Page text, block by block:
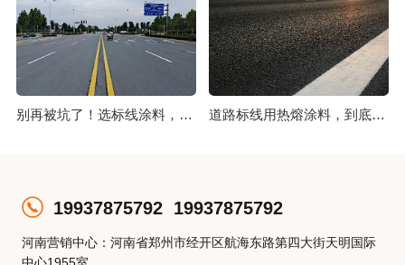
别再被坑了！选标线涂料，这几点比价格更重要 道路标线用热熔涂料，到底好在哪？
19937875792 19937875792
河南营销中心：河南省郑州市经开区航海东路第四大街天明国际